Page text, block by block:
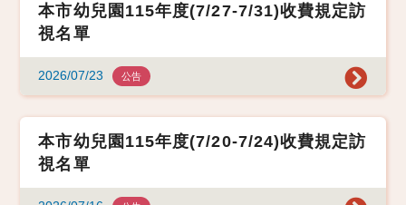
本市幼兒園115年度(7/27-7/31)收費規定訪
視名單
2026/07/23 公告
本市幼兒園115年度(7/20-7/24)收費規定訪
視名單